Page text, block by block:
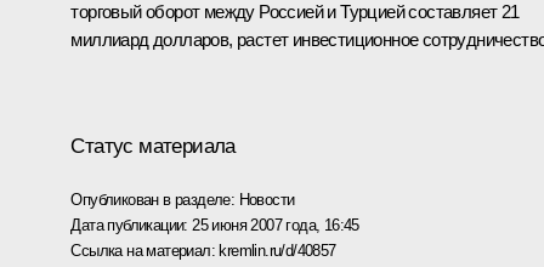
торговый оборот между Россией и Турцией составляет 21
миллиард долларов, растет инвестиционное
Статус материала
Опубликован в разделе: Новости
Дата публикации: 25 июня 2007 года, 16:45
Ссылка на материал:kremlin.ru/d/40857